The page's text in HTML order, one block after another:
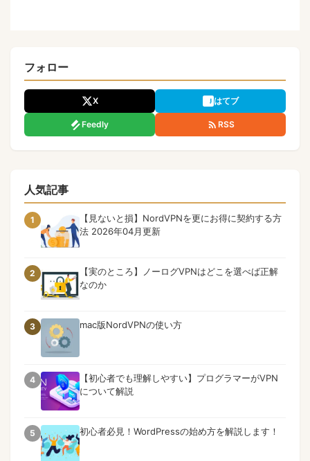
フォロー
X はてブ
Feedly RSS
人気記事
1
【見ないと損】NordVPNを更にお得に契約する方
法 2026年04月更新
2
【実のところ】ノーログVPNはどこを選べば正解
なのか
3 mac版NordVPNの使い方
4
【初心者でも理解しやすい】プログラマーがVPN
について解説
5 初心者必見！WordPressの始め方を解説します！